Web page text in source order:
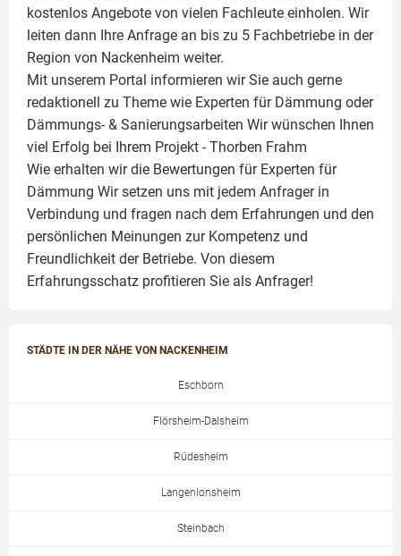
kostenlos Angebote von vielen Fachleute einholen. Wir
leiten dann Ihre Anfrage an bis zu 5 Fachbetriebe in der
Region von Nackenheim weiter.
Mit unserem Portal informieren wir Sie auch gerne
redaktionell zu Theme wie Experten für Dämmung oder
Dämmungs- & Sanierungsarbeiten Wir wünschen Ihnen
viel Erfolg bei Ihrem Projekt - Thorben Frahm
Wie erhalten wir die Bewertungen für Experten für
Dämmung Wir setzen uns mit jedem Anfrager in
Verbindung und fragen nach dem Erfahrungen und den
persönlichen Meinungen zur Kompetenz und
Freundlichkeit der Betriebe. Von diesem
Erfahrungsschatz profitieren Sie als Anfrager!
STÄDTE IN DER NÄHE VON NACKENHEIM
Eschborn
Flörsheim-Dalsheim
Rüdesheim
Langenlonsheim
Steinbach